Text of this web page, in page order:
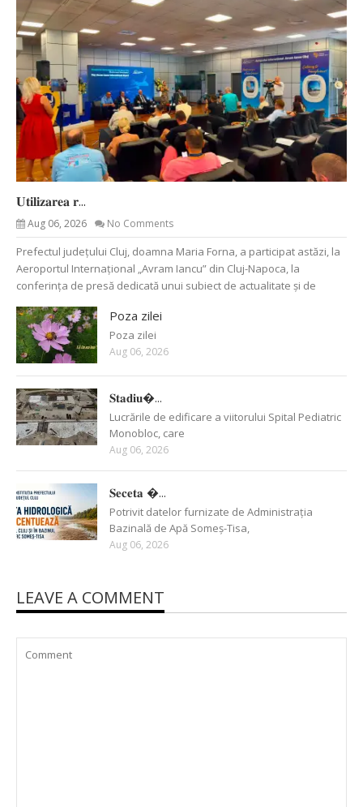
𝐔𝐭𝐢𝐥𝐢𝐳𝐚𝐫𝐞𝐚 𝐫...
Aug 06, 2026 No Comments
Prefectul județului Cluj, doamna Maria Forna, a participat astăzi, la
Aeroportul Internațional „Avram Iancu” din Cluj-Napoca, la
conferința de presă dedicată unui subiect de actualitate și de
Poza zilei
Poza zilei
Aug 06, 2026
𝐒𝐭𝐚𝐝𝐢𝐮�...
Lucrările de edificare a viitorului Spital Pediatric
Monobloc, care
Aug 06, 2026
𝐒𝐞𝐜𝐞𝐭𝐚 �...
Potrivit datelor furnizate de Administrația
Bazinală de Apă Someș-Tisa,
Aug 06, 2026
LEAVE A COMMENT